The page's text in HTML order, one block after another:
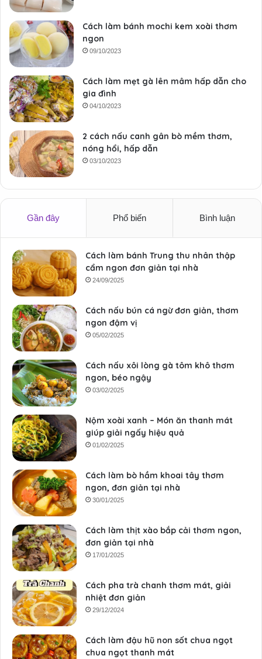
Cách làm bánh mochi kem xoài thơm
ngon
09/10/2023
Cách làm mẹt gà lên mâm hấp dẫn cho
gia đình
04/10/2023
2 cách nấu canh gân bò mềm thơm,
nóng hổi, hấp dẫn
03/10/2023
Gần đây Phổ biến Bình luận
Cách làm bánh Trung thu nhân thập
cẩm ngon đơn giản tại nhà
24/09/2025
Cách nấu bún cá ngừ đơn giản, thơm
ngon đậm vị
05/02/2025
Cách nấu xôi lòng gà tôm khô thơm
ngon, béo ngậy
03/02/2025
Nộm xoài xanh – Món ăn thanh mát
giúp giải ngấy hiệu quả
01/02/2025
Cách làm bò hầm khoai tây thơm
ngon, đơn giản tại nhà
30/01/2025
Cách làm thịt xào bắp cải thơm ngon,
đơn giản tại nhà
17/01/2025
Cách pha trà chanh thơm mát, giải
nhiệt đơn giản
29/12/2024
Cách làm đậu hũ non sốt chua ngọt
chua ngọt thanh mát